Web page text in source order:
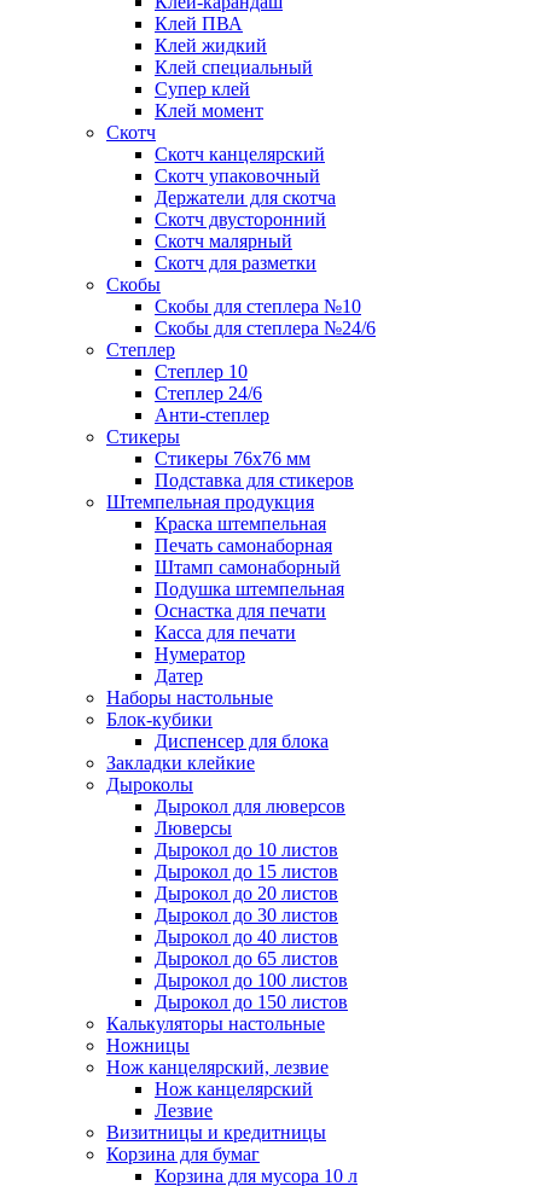
Клей ПВА
Клей жидкий
Клей специальный
Супер клей
Клей момент
Скотч
Скотч канцелярский
Скотч упаковочный
Держатели для скотча
Скотч двусторонний
Скотч малярный
Скотч для разметки
Скобы
Скобы для степлера №10
Скобы для степлера №24/6
Степлер
Степлер 10
Степлер 24/6
Анти-степлер
Стикеры
Стикеры 76x76 мм
Подставка для стикеров
Штемпельная продукция
Краска штемпельная
Печать самонаборная
Штамп самонаборный
Подушка штемпельная
Оснастка для печати
Касса для печати
Нумератор
Датер
Наборы настольные
Блок-кубики
Диспенсер для блока
Закладки клейкие
Дыроколы
Дырокол для люверсов
Люверсы
Дырокол до 10 листов
Дырокол до 15 листов
Дырокол до 20 листов
Дырокол до 30 листов
Дырокол до 40 листов
Дырокол до 65 листов
Дырокол до 100 листов
Дырокол до 150 листов
Калькуляторы настольные
Ножницы
Нож канцелярский, лезвие
Нож канцелярский
Лезвие
Визитницы и кредитницы
Корзина для бумаг
Корзина для мусора 10 л